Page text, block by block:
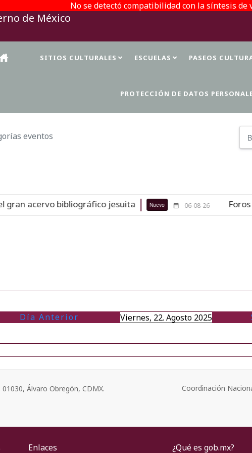
No se detectó compatibilidad con la síntesis de
SITIOS CULTURALES ESCUELAS PASEOS
PROTECCIÓN DE DATOS
eventos
acervo bibliográfico jesuita Nuevo 06-08-26 Foros
Día Anterior
Viernes, 22. Agosto 2025
Álvaro Obregón, CDMX.
Coordinación
Enlaces ¿Qué es gob.mx?